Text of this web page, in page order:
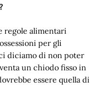
regole alimentari
per gli
diciamo di non poter
un chiodo fisso in
essere quella di